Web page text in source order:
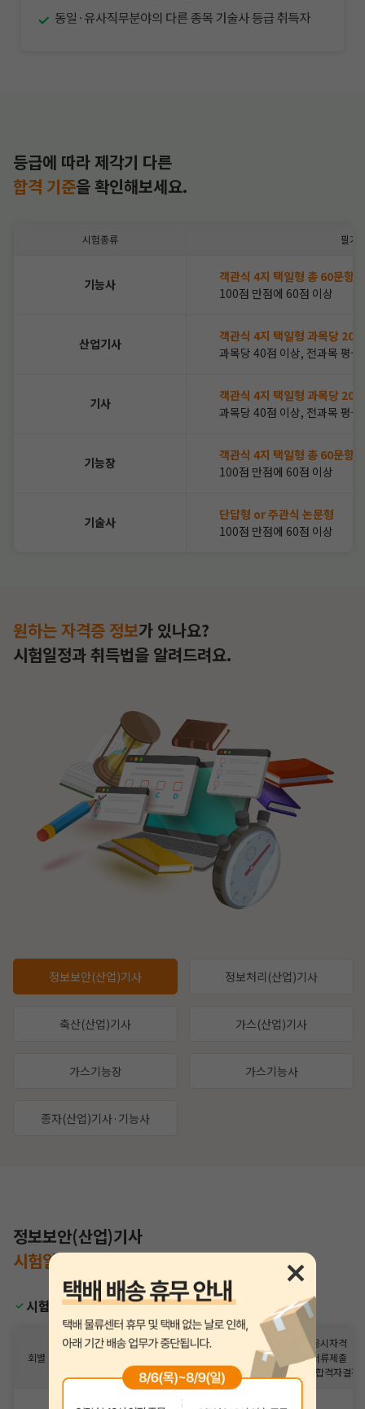
등급에 따라 제각기 다른
합격 기준을확인해보세요.
시험종류 필기
기능사
객관식 4지 택일형 총 60문항
100점 만점에 60점 이상
산업기사
객관식 4지 택일형 과목당 20
과목당 40점 이상, 전과목 평
기사
객관식 4지 택일형 과목당 20
과목당 40점 이상, 전과목 평
기능장
객관식 4지 택일형 총 60문항
100점 만점에 60점 이상
기술사
단답형 or 주관식 논문형
100점 만점에 60점 이상
원하는 자격증 정보가 있나요?
시험일정과 취득법을 알려드려요.
정보보안(산업)기사 정보처리(산업)기사
축산(산업)기사 가스(산업)기사
가스기능장 가스기능사
종자(산업)기사·기능사
정보보안(산업)기사
시험일정을한눈에 알아보세요.
시험일정
회별
필기시험
필기합격
(예정자)
발표
응시자격
서류제출
(필기합격자결정)